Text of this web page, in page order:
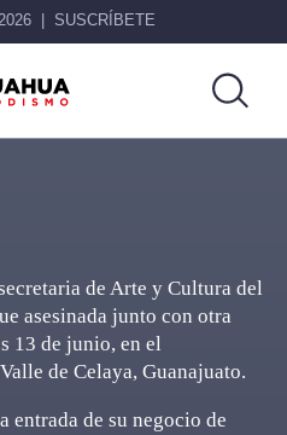
SUSCRÍBETE
de Arte y Cultura del
asesinada junto con otra
13 de junio, en el
de Celaya, Guanajuato.
entrada de su negocio de